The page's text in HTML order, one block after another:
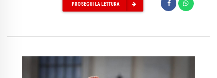
PROSEGUI LA LETTURA